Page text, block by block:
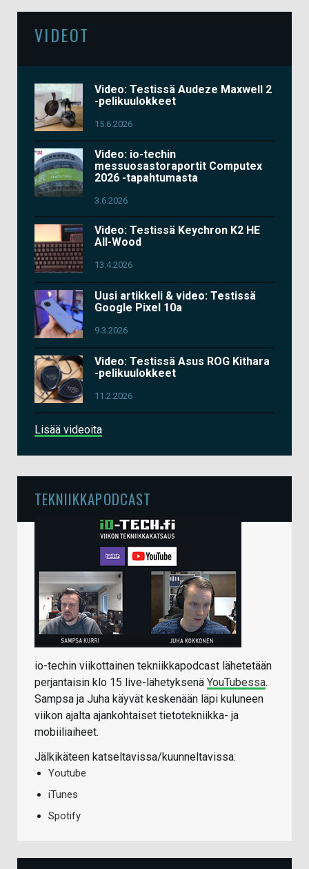
VIDEOT
Video: Testissä Audeze Maxwell 2
-pelikuulokkeet
15.6.2026
Video: io-techin
messuosastoraportit Computex
2026 -tapahtumasta
3.6.2026
Video: Testissä Keychron K2 HE
All-Wood
13.4.2026
Uusi artikkeli & video: Testissä
Google Pixel 10a
9.3.2026
Video: Testissä Asus ROG Kithara
-pelikuulokkeet
11.2.2026
Lisää videoita
TEKNIIKKAPODCAST
io-techin viikottainen tekniikkapodcast lähetetään
perjantaisin klo 15 live-lähetyksenä YouTubessa.
Sampsa ja Juha käyvät keskenään läpi kuluneen
viikon ajalta ajankohtaiset tietotekniikka- ja
mobiiliaiheet.
Jälkikäteen katseltavissa/kuunneltavissa:
Youtube
iTunes
Spotify